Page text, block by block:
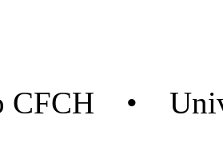
CFCH •